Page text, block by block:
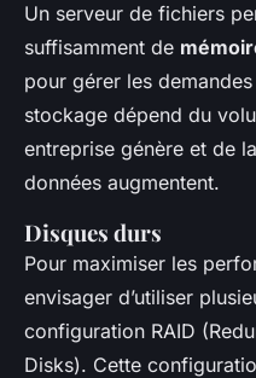
Un serveur de fichiers
suffisamment de
pour gérer les
stockage dépend du
entreprise génère et de
données augmentent.
Disques durs
Pour maximiser les
envisager d’utiliser
configuration RAID
Disks). Cette